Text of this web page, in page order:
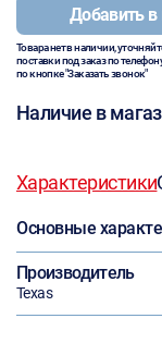
Добавить в
Товара нет в наличии,
поставки под заказ по
по кнопке "Заказать звонок"
Наличие в
Характеристики
Основные
Производитель
Texas